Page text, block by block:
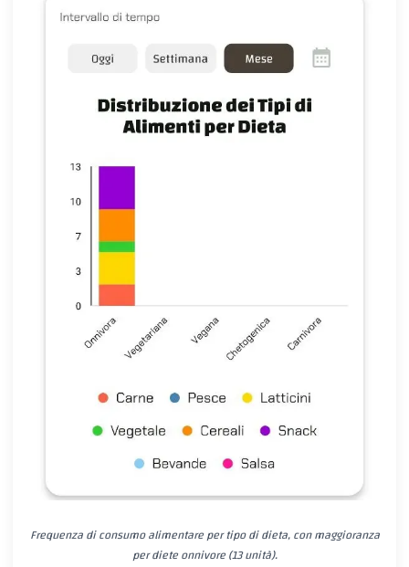
Frequenza di consumo alimentare per tipo di dieta, con maggioranza
per diete onnivore (13 unità).